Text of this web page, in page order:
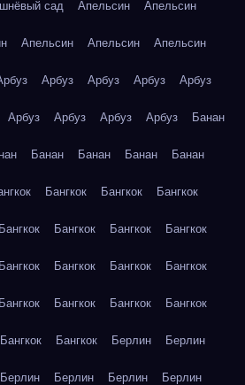
сад Апельсин Апельсин
Апельсин Апельсин Апельсин
Арбуз Арбуз Арбуз Арбуз
Арбуз Арбуз Арбуз Арбуз Банан
Банан Банан Банан Банан
Бангкок Бангкок Бангкок
Бангкок Бангкок Бангкок Бангкок
Бангкок Бангкок Бангкок Бангкок
Бангкок Бангкок Бангкок Бангкок
Бангкок Бангкок Берлин Берлин
Берлин Берлин Берлин Берлин